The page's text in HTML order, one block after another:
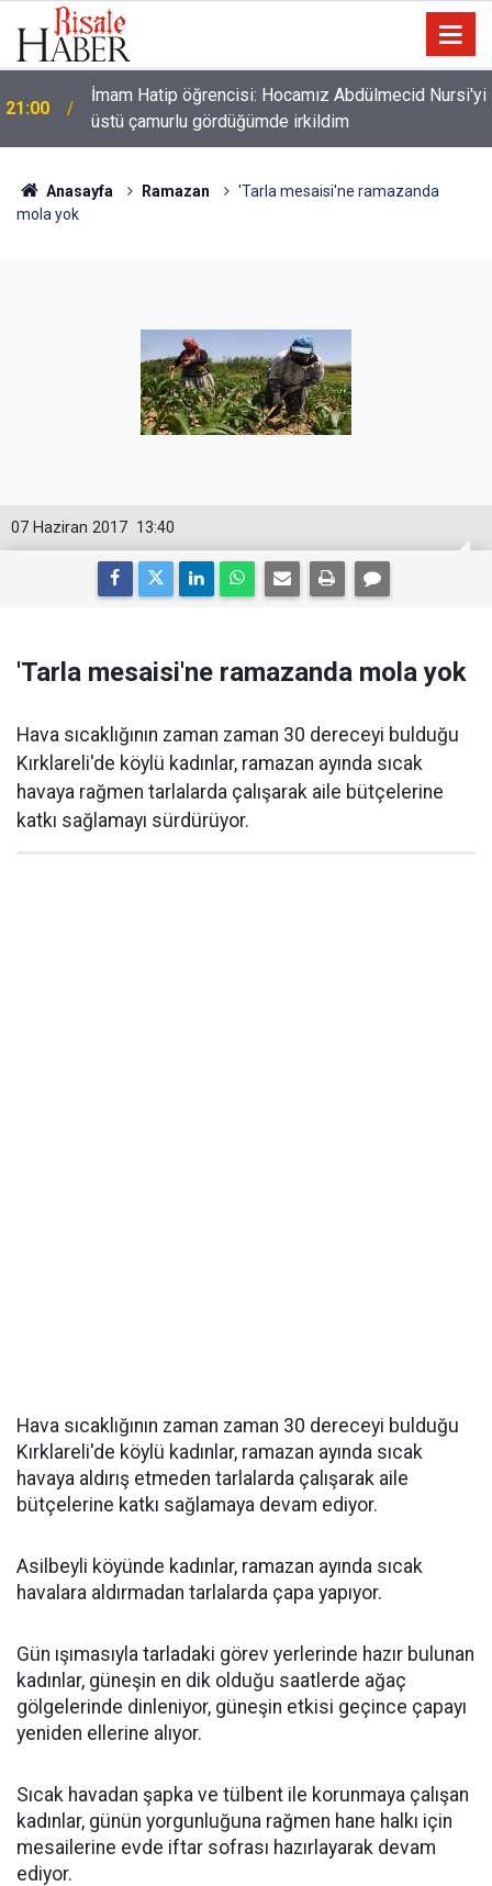
21:00
İmam Hatip öğrencisi: Hocamız Abdülmecid Nursi'yi
üstü çamurlu gördüğümde irkildim
Anasayfa Ramazan
'Tarla mesaisi'ne ramazanda
mola yok
13:40
07 Haziran 2017
'Tarla mesaisi'ne ramazanda mola yok
Hava sıcaklığının zaman zaman 30 dereceyi bulduğu
Kırklareli'de köylü kadınlar, ramazan ayında sıcak
havaya rağmen tarlalarda çalışarak aile bütçelerine
katkı sağlamayı sürdürüyor.
Hava sıcaklığının zaman zaman 30 dereceyi bulduğu
Kırklareli'de köylü kadınlar, ramazan ayında sıcak
havaya aldırış etmeden tarlalarda çalışarak aile
bütçelerine katkı sağlamaya devam ediyor.
Asilbeyli köyünde kadınlar, ramazan ayında sıcak
havalara aldırmadan tarlalarda çapa yapıyor.
Gün ışımasıyla tarladaki görev yerlerinde hazır bulunan
kadınlar, güneşin en dik olduğu saatlerde ağaç
gölgelerinde dinleniyor, güneşin etkisi geçince çapayı
yeniden ellerine alıyor.
Sıcak havadan şapka ve tülbent ile korunmaya çalışan
kadınlar, günün yorgunluğuna rağmen hane halkı için
mesailerine evde iftar sofrası hazırlayarak devam
ediyor.